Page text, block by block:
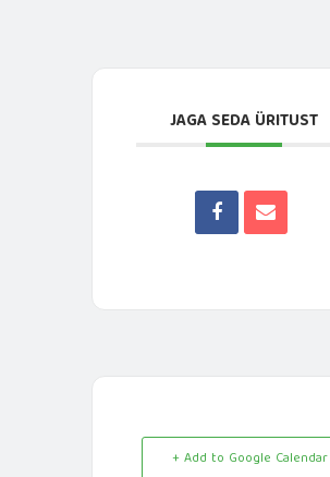
JAGA SEDA ÜRITUST
+ Add to Google Calendar